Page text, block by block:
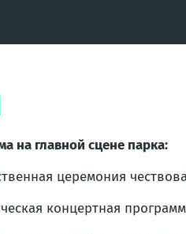
на главной сцене парка:
церемония
концертная